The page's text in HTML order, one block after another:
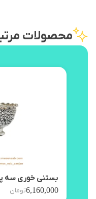
محصولات
بستنی خوری سه
6,160,000تومان